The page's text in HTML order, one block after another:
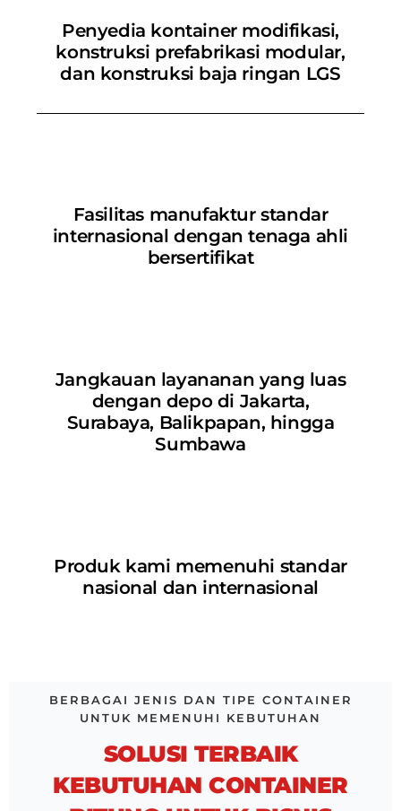
Penyedia kontainer modifikasi,
konstruksi prefabrikasi modular,
dan konstruksi baja ringan LGS
Fasilitas manufaktur standar
internasional dengan tenaga ahli
bersertifikat
Jangkauan layananan yang luas
dengan depo di Jakarta,
Surabaya, Balikpapan, hingga
Sumbawa
Produk kami memenuhi standar
nasional dan internasional
BERBAGAI JENIS DAN TIPE CONTAINER
UNTUK MEMENUHI KEBUTUHAN
SOLUSI TERBAIK
KEBUTUHAN CONTAINER